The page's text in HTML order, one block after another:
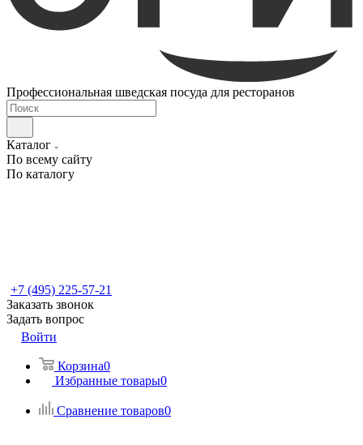
Профессиональная шведская посуда для ресторанов
Каталог
По всему сайту
По каталогу
+7 (495) 225-57-21
Заказать звонок
Задать вопрос
Войти
Корзина0
Избранные товары0
Сравнение товаров0